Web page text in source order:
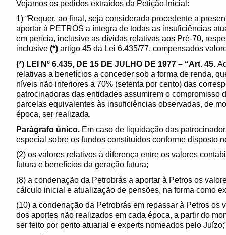
Vejamos os pedidos extraídos da Petição Inicial:
1) “Requer, ao final, seja considerada procedente a
aportar à PETROS a íntegra de todas as insuficiências
em perícia, inclusive as dívidas relativas aos Pré-70,
inclusive (*) artigo 45 da Lei 6.435/77, compensados
(*) LEI Nº 6.435, DE 15 DE JULHO DE 1977 – “Art. 45.
relativas a benefícios a conceder sob a forma de renda,
níveis não inferiores a 70% (setenta por cento) das
patrocinadoras das entidades assumirem o compromisso
parcelas equivalentes às insuficiências observadas, de
época, ser realizada.
Parágrafo único. Em caso de liquidação das
especial sobre os fundos constituídos conforme disposto
(2) os valores relativos à diferença entre os valores
futura e benefícios da geração futura;
(8) a condenação da Petrobrás a aportar à Petros os
cálculo inicial e atualização de pensões, na forma como
(10) a condenação da Petrobrás em repassar à Petros os
dos aportes não realizados em cada época, a partir do
ser feito por perito atuarial e experts nomeados pelo